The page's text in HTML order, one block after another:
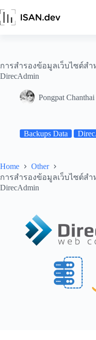
to
content
การสำรองข้อมูลเว็บไซต์สำ
DirecAdmin
Pongpat Chanthai
Backups Data
Home
Other
การสำรองข้อมูลเว็บไซต์สำ
DirecAdmin